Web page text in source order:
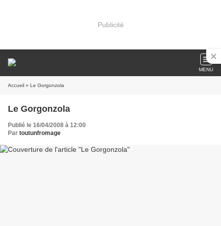
Publicité
MENU
Accueil » Le Gorgonzola
Le Gorgonzola
Publié le 16/04/2008 à 12:00
Par toutunfromage